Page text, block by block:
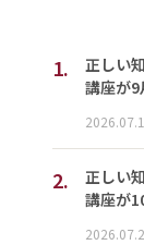
1.
正しい
講座が
2.
正しい
講座が